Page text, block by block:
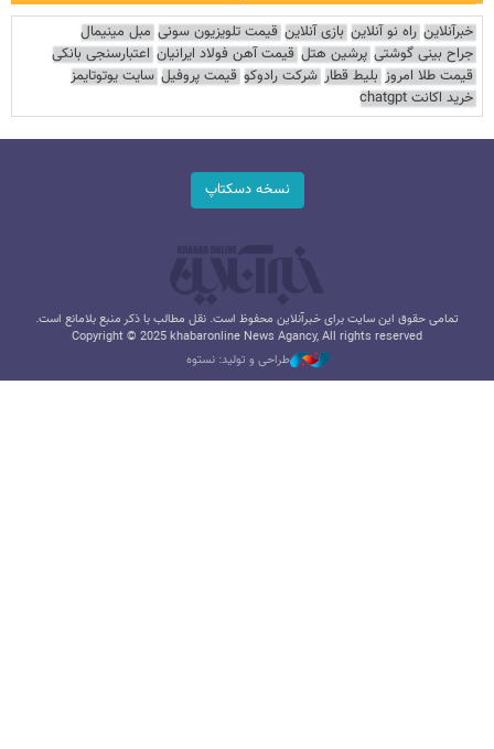
خبرآنلاین راه نو آنلاین بازی آنلاین قیمت تلویزیون سونی مبل مینیمال
جراح بینی گوشتی پرشین هتل قیمت آهن فولاد ایرانیان اعتبارسنجی بانکی
قیمت طلا امروز بلیط قطار شرکت رادوکو قیمت پروفیل سایت یوتوتایمز
خرید اکانت chatgpt
نسخه دسکتاپ
تمامی حقوق این سایت برای خبرآنلاین محفوظ است. نقل مطالب با ذکر منبع بلامانع است.
Copyright © 2025 khabaronline News Agancy, All rights reserved
طراحی و تولید: نستوه